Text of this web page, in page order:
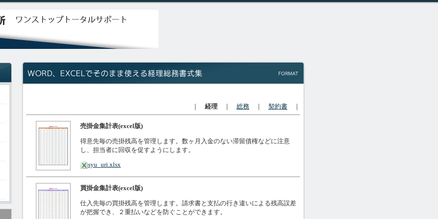
｜ 経理 ｜ 総務 ｜ 契約書 ｜
売掛金集計表(excel版)
得意先毎の売掛残高を管理します。数ヶ月入金のない滞留債権などに注意
し、担当者に回収を促すようにします。
syu_uri.xlsx
買掛金集計表(excel版)
仕入先毎の買掛残高を管理します。請求書と支払の行き違いによる残高誤差
が把握でき、２重払いなどを防ぐことができます。